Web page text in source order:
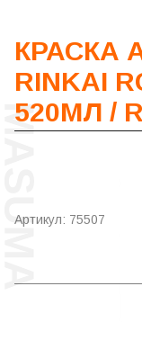
КРАСКА
RINKAI
520МЛ /
Артикул: 75507